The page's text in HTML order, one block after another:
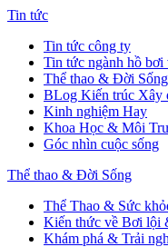
Tin tức
Tin tức công ty
Tin tức ngành hồ bơi
Thể thao & Đời Sống
BLog Kiến trúc Xây
Kinh nghiệm Hay
Khoa Học & Môi
Góc nhìn cuộc sống
Thể thao & Đời Sống
Thể Thao & Sức
Kiến thức về Bơi lội
Khám phá & Trải